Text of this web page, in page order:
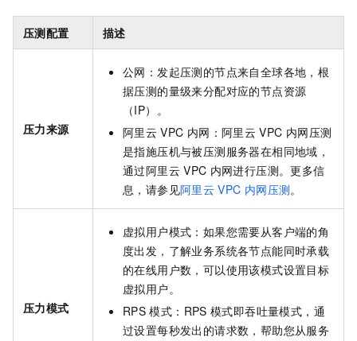
压测配置 描述
压力来源
公网：发起压测的节点来自全球各地，根
据压测的量级来分配对应的节点资源
（IP）。
阿里云 VPC 内网：阿里云 VPC 内网压测
是指施压机与被压测服务器在相同地域，
通过阿里云 VPC 内网进行压测。更多信
息，请参见阿里云 VPC 内网压测。
压力模式
虚拟用户模式：如果您需要从客户端的角
度出发，了解业务系统各节点能同时承载
的在线用户数，可以使用该模式设置目标
虚拟用户。
RPS 模式：RPS 模式即吞吐量模式，通
过设置每秒发出的请求数，帮助您从服务